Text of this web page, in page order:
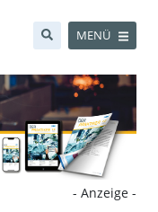
MENÜ
- Anzeige -